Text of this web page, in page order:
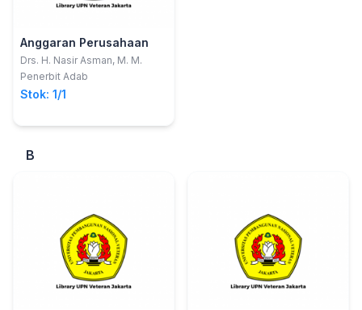
Anggaran Perusahaan
Drs. H. Nasir Asman, M. M.
Penerbit Adab
Stok: 1/1
B